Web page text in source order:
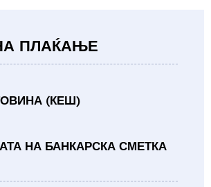
ПЛАЌАЊЕ
(КЕШ)
НА БАНКАРСКА СМЕТКА